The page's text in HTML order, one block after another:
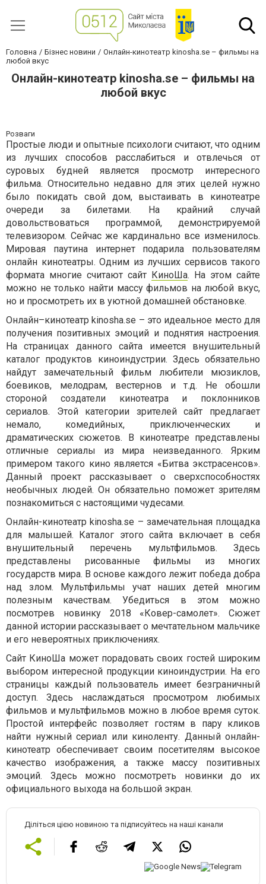
Головна Бізнес новини
Онлайн-кинотеатр kinosha.se – фильмы на
любой вкус
Онлайн-кинотеатр kinosha.se – фильмы на
любой вкус
Розваги
Простые люди и опытные психологи считают, что одним
из лучших способов расслабиться и отвлечься от
суровых будней является просмотр интересного
фильма. Относительно недавно для этих целей нужно
было покидать свой дом, выстаивать в кинотеатре
очереди за билетами. На крайний случай
довольствоваться программой, демонстрируемой
телевизором. Сейчас же кардинально все изменилось.
Мировая паутина интернет подарила пользователям
онлайн кинотеатры. Одним из лучших сервисов такого
формата многие считают сайт КиноШа. На этом сайте
можно не только найти массу фильмов на любой вкус,
но и просмотреть их в уютной домашней обстановке.
Онлайн–кинотеатр kinosha.se – это идеальное место для
получения позитивных эмоций и поднятия настроения.
На страницах данного сайта имеется внушительный
каталог продуктов киноиндустрии. Здесь обязательно
найдут замечательный фильм любители мюзиклов,
боевиков, мелодрам, вестернов и т.д. Не обошли
стороной создатели кинотеатра и поклонников
сериалов. Этой категории зрителей сайт предлагает
немало, комедийных, приключенческих и
драматических сюжетов. В кинотеатре представлены
отличные сериалы из мира неизведанного. Ярким
примером такого кино является «Битва экстрасенсов».
Данный проект рассказывает о сверхспособностях
необычных людей. Он обязательно поможет зрителям
познакомиться с настоящими чудесами.
Онлайн-кинотеатр kinosha.se – замечательная площадка
для малышей. Каталог этого сайта включает в себя
внушительный перечень мультфильмов. Здесь
представлены рисованные фильмы из многих
государств мира. В основе каждого лежит победа добра
над злом. Мультфильмы учат наших детей многим
полезным качествам. Убедиться в этом можно
посмотрев новинку 2018 «Ковер-самолет». Сюжет
данной истории рассказывает о мечтательном мальчике
и его невероятных приключениях.
Сайт КиноШа может порадовать своих гостей широким
выбором интересной продукции киноиндустрии. На его
страницы каждый пользователь имеет безграничный
доступ. Здесь наслаждаться просмотром любимых
фильмов и мультфильмов можно в любое время суток.
Простой интерфейс позволяет гостям в пару кликов
найти нужный сериал или киноленту. Данный онлайн-
кинотеатр обеспечивает своим посетителям высокое
качество изображения, а также массу позитивных
эмоций. Здесь можно посмотреть новинки до их
официального выхода на большой экран.
Діліться цією новиною та підписуйтесь на наші канали